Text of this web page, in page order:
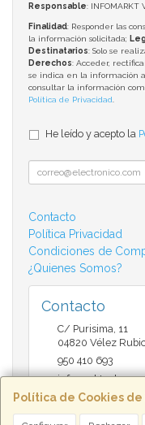
Política de Cookies
Responsable: INFOMARKT
Finalidad: Responder las
la información solicitada;
Destinatarios: Solo se
Derechos: Acceder,
se indica en la información
consultar la información
Política de Privacidad
He leído y acepto la
Contacto
Política Privacidad
Condiciones de
¿Quienes Somos?
Contacto
C/ Purisima, 11
04820 Vélez
950 410 693